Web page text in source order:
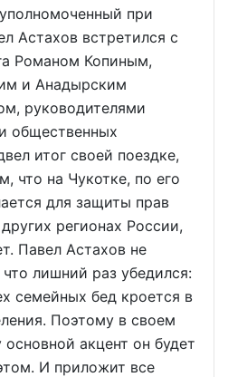
при
Астахов встретился с
Романом Копиным,
и Анадырским
руководителями
общественных
итог своей поездке,
что на Чукотке, по его
для защиты прав
регионах России,
Павел Астахов не
лишний раз убедился:
семейных бед кроется в
Поэтому в своем
акцент он будет
И приложит все